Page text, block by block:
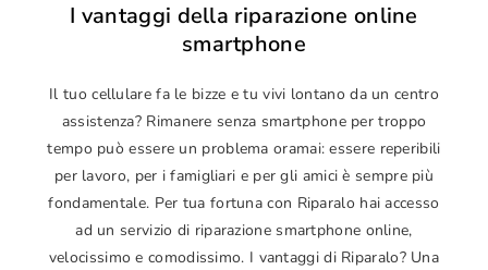
I vantaggi della riparazione online
smartphone
Il tuo cellulare fa le bizze e tu vivi lontano da un centro
assistenza? Rimanere senza smartphone per troppo
tempo può essere un problema oramai: essere reperibili
per lavoro, per i famigliari e per gli amici è sempre più
fondamentale. Per tua fortuna con Riparalo hai accesso
ad un servizio di riparazione smartphone online,
velocissimo e comodissimo. I vantaggi di Riparalo? Una